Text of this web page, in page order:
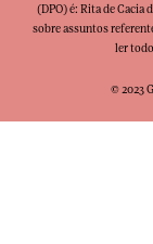
(DPO) é: Rita de
sobre assuntos
ler
© 2023